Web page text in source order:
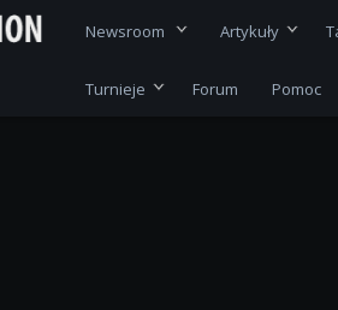
Newsroom Artykuły
Turnieje Forum Pomoc